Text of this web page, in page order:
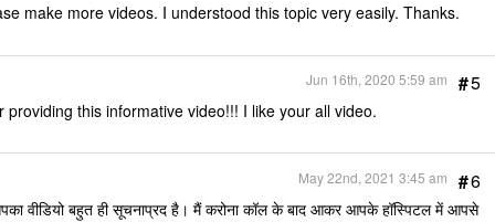
make more videos. I understood this topic very easily. Thanks.
#5
Jun 16th, 2020 5:59 am
this informative video!!! I like your all video.
#6
May 22nd, 2021 3:45 am
वीडियो बहुत ही सूचनाप्रद है। मैं करोना कॉल के बाद आकर आपके हॉस्पिटल में आपसे